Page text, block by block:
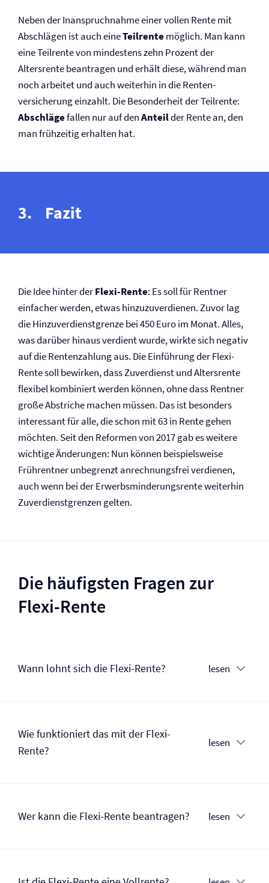
Neben der Inanspruchnahme einer vollen Rente mit
Abschlägen ist auch eineTeilrentemöglich. Man kann
eine Teilrente von mindestens zehn Prozent der
Altersrente beantragen und erhält diese, während man
noch arbeitet und auch weiterhin in die Renten­
versicherung einzahlt. Die Besonderheit der Teilrente:
Abschlägefallen nur auf denAnteilder Rente an, den
man frühzeitig erhalten hat.
Fazit
Die Idee hinter derFlexi-Rente: Es soll für Rentner
einfacher werden, etwas hinzuzuverdienen. Zuvor lag
die Hinzuverdienstgrenze bei 450 Euro im Monat. Alles,
was darüber hinaus verdient wurde, wirkte sich negativ
auf die Rentenzahlung aus. Die Einführung der Flexi-
Rente soll bewirken, dass Zuverdienst und Altersrente
flexibel kombiniert werden können, ohne dass Rentner
große Abstriche machen müssen. Das ist besonders
interessant für alle, die schon mit 63 in Rente gehen
möchten. Seit den Reformen von 2017 gab es weitere
wichtige Änderungen: Nun können beispielsweise
Frührentner unbegrenzt anrechnungsfrei verdienen,
auch wenn bei der Erwerbsminderungs­rente weiterhin
Zuverdienstgrenzen gelten.
Die häufigsten Fragen zur
Flexi-Rente
Wann lohnt sich die Flexi-Rente? lesen
Wie funktioniert das mit der Flexi-
Rente?
lesen
Wer kann die Flexi-Rente beantragen? lesen